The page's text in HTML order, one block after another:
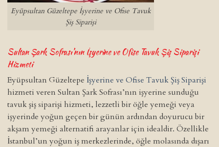
Eyüpsultan Güzeltepe İşyerine ve Ofise Tavuk
Şiş Siparişi
Sultan Şark Sofrası’nın İşyerine ve Ofise Tavuk Şiş Siparişi
Hizmeti
Eyüpsultan Güzeltepe İşyerine ve Ofise Tavuk Şiş Siparişi
hizmeti veren Sultan Şark Sofrası’nın işyerine sunduğu
tavuk şiş siparişi hizmeti, lezzetli bir öğle yemeği veya
işyerinde yoğun geçen bir günün ardından doyurucu bir
akşam yemeği alternatifi arayanlar için idealdir. Özellikle
İstanbul’un yoğun iş merkezlerinde, öğle molasında dışarı